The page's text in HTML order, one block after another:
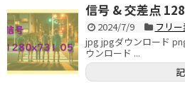
信号 & 交差点
2024/7/9 フリ
jpg jpgダウンロード
ウンロード ...